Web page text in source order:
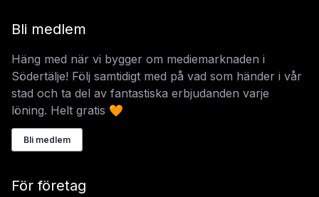
Bli medlem
Häng med när vi bygger om mediemarknaden i
Södertälje! Följ samtidigt med på vad som händer i vår
stad och ta del av fantastiska erbjudanden varje
löning. Helt gratis 🧡
Bli medlem
För företag